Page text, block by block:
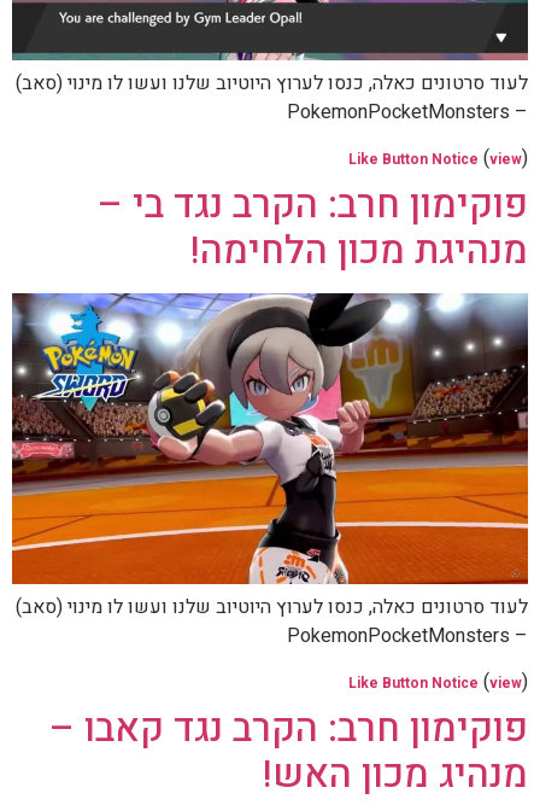
לעוד סרטונים כאלה, כנסו לערוץ היוטיוב שלנו ועשו לו מינוי (סאב)
– PokemonPocketMonsters
Like Button Notice (view)
פוקימון חרב: הקרב נגד בי –
מנהיגת מכון הלחימה!
לעוד סרטונים כאלה, כנסו לערוץ היוטיוב שלנו ועשו לו מינוי (סאב)
– PokemonPocketMonsters
Like Button Notice (view)
פוקימון חרב: הקרב נגד קאבו –
מנהיג מכון האש!